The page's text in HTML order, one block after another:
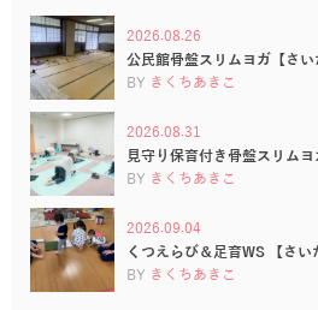
2026.08.26
公民館骨盤スリムヨガ【さ
BY きくちあきこ
2026.08.31
見守り保育付き骨盤スリム
BY きくちあきこ
2026.09.04
くつえらび＆足育WS 【さい
BY きくちあきこ